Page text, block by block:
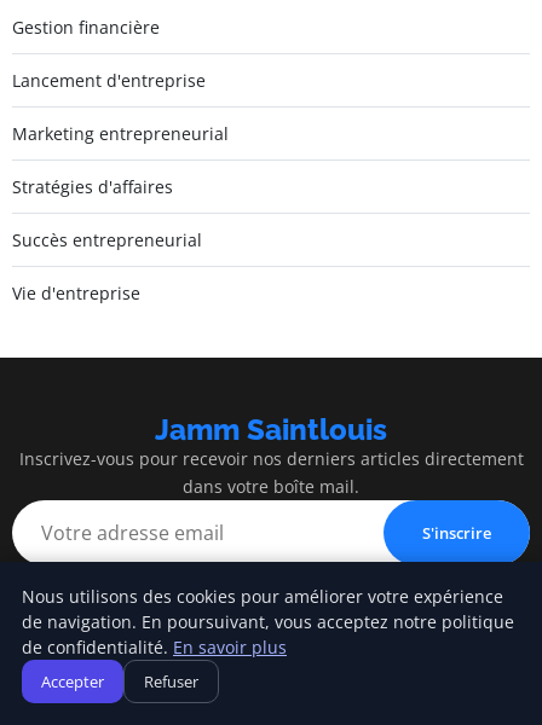
Gestion financière
Lancement d'entreprise
Marketing entrepreneurial
Stratégies d'affaires
Succès entrepreneurial
Vie d'entreprise
Jamm Saintlouis
Inscrivez-vous pour recevoir nos derniers articles directement
dans votre boîte mail.
S'inscrire
Jamm Saintlouis
Innovation, expertise et succès au service de votre entreprise
Nous utilisons des cookies pour améliorer votre expérience
de navigation. En poursuivant, vous acceptez notre politique
de confidentialité. En savoir plus
Accepter Refuser